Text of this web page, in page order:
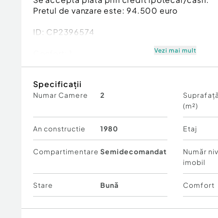
Pretul de vanzare este: 94.500 euro
ID: CP2396574
Posibilitate parcare: Nu
Vezi mai mult
Specificații
Numar Camere 2
(m²)
An constructie 1980 Etaj
Compartimentare Semidecomandat
Număr
imobil
Stare Bună Comfort